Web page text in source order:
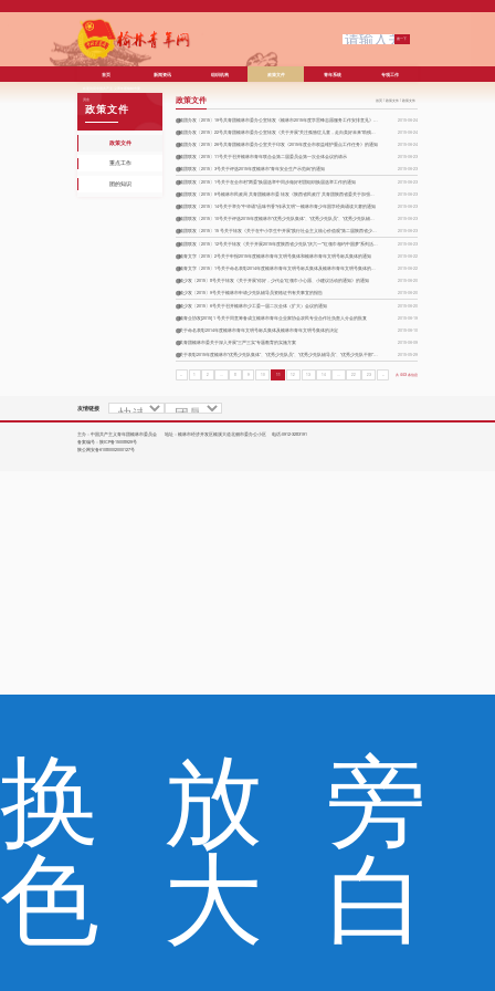
换
色
放
大
旁
白
欢迎访问中国共产主义青年团榆林市委
员会
首页 新闻资讯 组织机构 政策文件 青年系统 专项工作
政策文件
政策文件
重点工作
团的知识
政策文件 首页 / 政策文件 / 政策文件
2015-06-24
2015-06-24
榆团办发〔2015〕26号共青团榆林市委办公室关于印发《2015年度全市权益维护重点工作任务》的通知 2015-06-24
榆团联发〔2015〕11号关于召开榆林市青年联合会第二届委员会第一次全体会议的请示 2015-06-23
榆团联发〔2015〕3号关于评选2015年度榆林市“青年安全生产示范岗”的通知 2015-06-23
榆团联发〔2015〕1号关于在全市村“两委”换届选举中同步做好村团组织换届选举工作的通知 2015-06-23
2015-06-23
榆团联发〔2015〕14号关于举办“中华诵?品味书香?传承文明”—榆林市青少年国学经典诵读大赛的通知 2015-06-23
2015-06-23
2015-06-23
2015-06-23
榆青文字〔2015〕2号关于申报2015年度榆林市青年文明号集体和榆林市青年文明号标兵集体的通知 2015-06-22
2015-06-22
榆少发〔2015〕8号关于转发《关于开展“你好，少代会”红领巾小心愿、小建议活动的通知》的通知 2015-06-20
榆少发〔2015〕9号关于榆林市申请少先队辅导员资格证书有关事宜的报告 2015-06-20
榆少发〔2015〕6号关于召开榆林市少工委一届二次全体（扩大）会议的通知 2015-06-20
榆青企协发[2015] 1 号关于同意筹备成立榆林市青年企业家协会农民专业合作社负责人分会的批复 2015-06-19
关于命名表彰2014年度榆林市青年文明号标兵集体及榆林市青年文明号集体的决定 2015-06-10
共青团榆林市委关于深入开展“三严三实”专题教育的实施方案 2015-06-09
2015-05-29
« 2 11 12 13 22 23 » 共 443 条信息
友情链接
主办：中国共产主义青年团榆林市委员会 地址：榆林市经济开发区榆溪大道北侧市委办公小区 电话:0912-3283191
备案编号： 陕ICP备15008929号
陕公网安备61080002000127号